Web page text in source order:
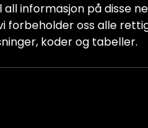
informasjon på disse
forbeholder oss alle
koder og tabeller.